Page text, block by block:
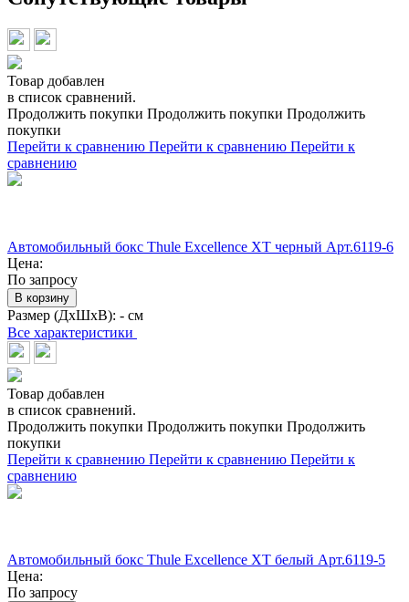
Товар добавлен
в список сравнений.
Продолжить покупки Продолжить покупки Продолжить
покупки
Перейти к сравнению Перейти к сравнению Перейти к
сравнению
Автомобильный бокс Thule Excellence XT черный Арт.6119-6
Цена:
По запросу
В корзину
Размер (ДхШхВ): - см
Все характеристики
Товар добавлен
в список сравнений.
Продолжить покупки Продолжить покупки Продолжить
покупки
Перейти к сравнению Перейти к сравнению Перейти к
сравнению
Автомобильный бокс Thule Excellence XT белый Арт.6119-5
Цена:
По запросу